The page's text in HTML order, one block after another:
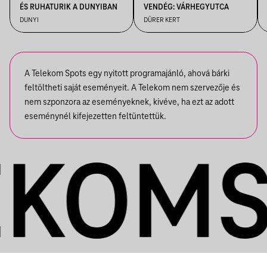
ÉS RUHATURIK A DUNYIBAN
DUNYI
VENDÉG: VÁRHEGYUTCA
DÜRER KERT
A Telekom Spots egy nyitott programajánló, ahová bárki
feltöltheti saját eseményeit. A Telekom nem szervezője és
nem szponzora az eseményeknek, kivéve, ha ezt az adott
eseménynél kifejezetten feltüntettük.